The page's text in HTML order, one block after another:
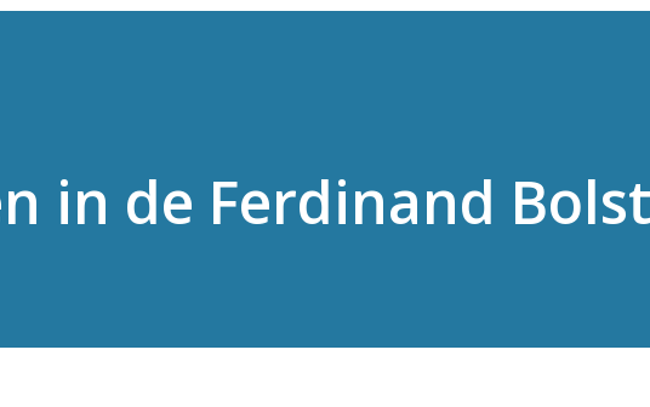
in de Ferdinand